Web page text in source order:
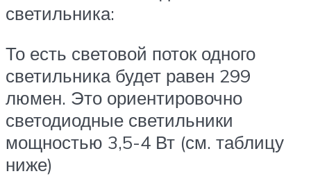
светильника:
То есть световой поток одного
светильника будет равен 299
люмен. Это ориентировочно
светодиодные светильники
мощностью 3,5-4 Вт (см. таблицу
ниже)